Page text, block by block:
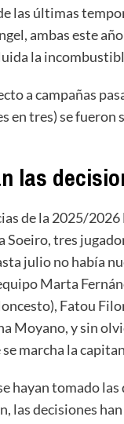
las últimas
ambas este
la
a campañas
en tres) se
las
de la 2025/2026
Soeiro, tres
julio no había
Marta
Fatou
Moyano, y sin
marcha la
hayan tomado
las decisiones